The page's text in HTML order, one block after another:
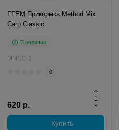
FFEM Прикормка Method Mix
Carp Classic
В наличии
MMCC-1
0
620 р.
Купить